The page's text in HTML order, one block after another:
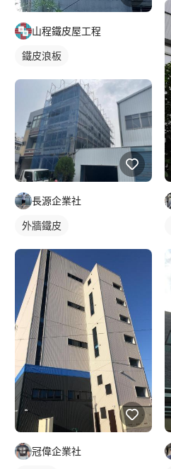
山程鐵皮屋工程
鐵皮浪板
長源企業社
外牆鐵皮
冠偉企業社